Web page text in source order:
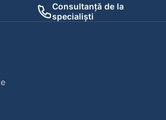
Consultanță de la
specialiști